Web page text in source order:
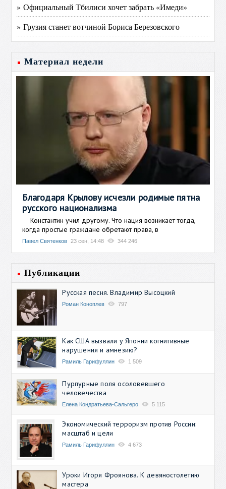
» Официальный Тбилиси хочет забрать «Имеди»
» Грузия станет вотчиной Бориса Березовского
Материал недели
Благодаря Крылову исчезли родимые пятна
русского национализма
Константин учил другому. Что нация возникает тогда,
когда простые граждане обретают права, в
Павел Святенков 23 сен, 14:48 344 246
Публикации
Русская песня. Владимир Высоцкий
Роман Коноплев 797
Как США вызвали у Японии когнитивные
нарушения и амнезию?
Рамиль Гарифуллин 1 509
Пурпурные поля осоловевшего
человечества
Елена Кондратьева-Сальгеро 5 115
Экономический терроризм против России:
масштаб и цели
Рамиль Гарифуллин 4 673
Уроки Игоря Фроянова. К девяностолетию
мастера